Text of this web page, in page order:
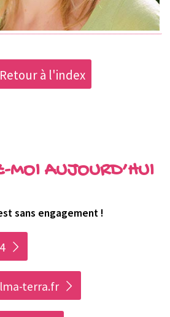
Retour à l'index
MOI AUJOURD’HUI
sans engagement !
terra.fr